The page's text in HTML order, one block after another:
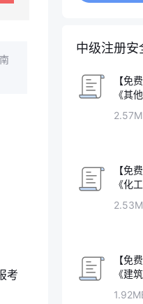
考
中级注册
【免
《其
【免
《化
【免
《建